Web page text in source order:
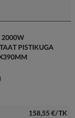
2000W
PISTIKUGA
158,55 €/TK